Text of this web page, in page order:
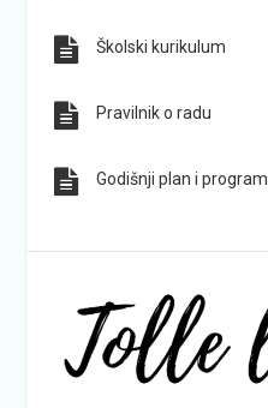
Školski kurikulum
Pravilnik o radu
Godišnji plan i program